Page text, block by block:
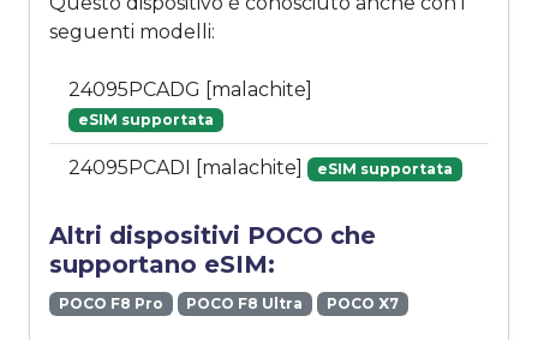
seguenti modelli:
24095PCADG [malachite]
eSIM supportata
24095PCADI [malachite] eSIM supportata
Altri dispositivi POCO che
supportano eSIM:
POCO F8 Pro POCO F8 Ultra POCO X7